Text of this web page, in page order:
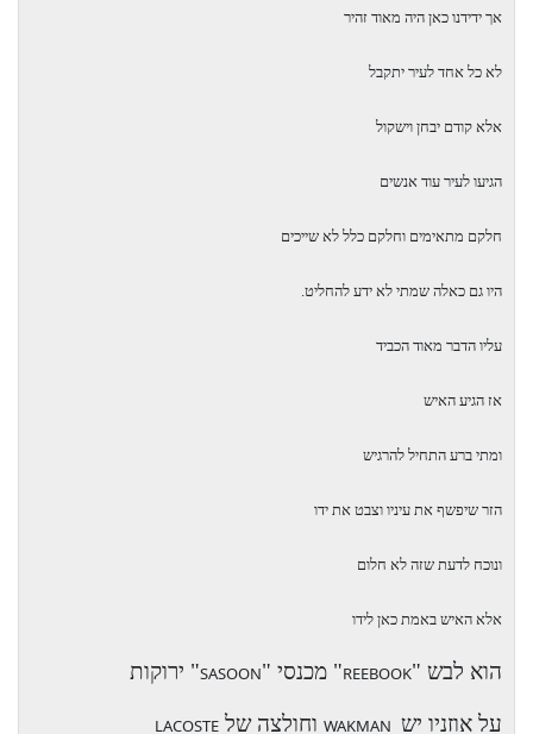
אך ידידנו כאן היה מאוד זהיר
לא כל אחד לעיר יתקבל
אלא קודם יבחן וישקול
הגיעו לעיר עוד אנשים
חלקם מתאימים וחלקם כלל לא שייכים
היו גם כאלה שמתי לא ידע להחליט.
עליו הדבר מאוד הכביד
אז הגיע האיש
ומתי ברע התחיל להרגיש
הזר שיפשף את עיניו וצבט את ידו
ונוכח לדעת שזה לא חלום
אלא האיש באמת כאן לידו
הוא לבש "REEBOOK" מכנסי "SASOON" ירוקות
על אוזניו יש WAKMAN וחולצה של LACOSTE